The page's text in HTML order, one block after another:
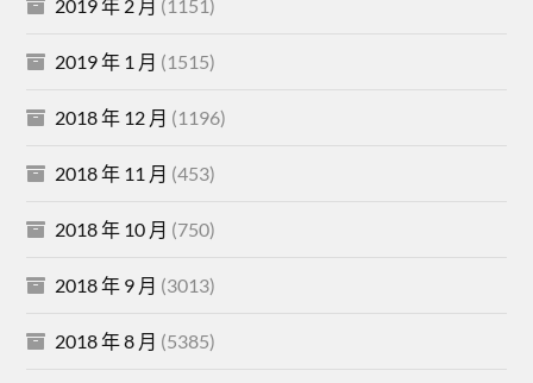
2019 年 2 月 (1151)
2019 年 1 月 (1515)
2018 年 12 月 (1196)
2018 年 11 月 (453)
2018 年 10 月 (750)
2018 年 9 月 (3013)
2018 年 8 月 (5385)